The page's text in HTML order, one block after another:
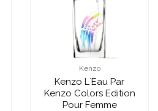
Kenzo
Kenzo L`Eau Par
Kenzo Colors Edition
Pour Femme